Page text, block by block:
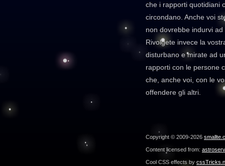
che i rapporti quotidiani
circondano. Anche voi
non dovrebbe indurvi
Rivolgete invece la
disturbano e mirate ad
rapporti con le persone
che, anche voi, con le
offendere gli altri.
Copyright © 2009-2026
Content licensed from:
Cool CSS effects by